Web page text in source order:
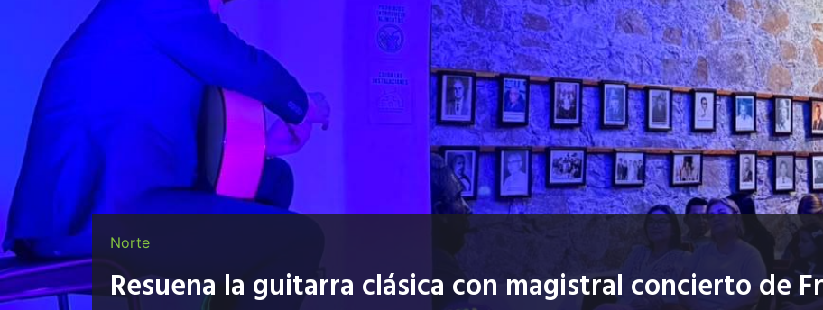
Norte
Resuena la guitarra clásica con magistral concierto de